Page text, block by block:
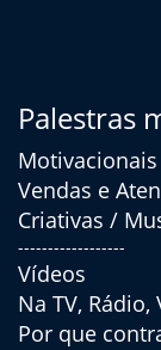
Palestras
Motivacionais
Vendas e
Criativas /
------------------
Vídeos
Na TV,
Por que